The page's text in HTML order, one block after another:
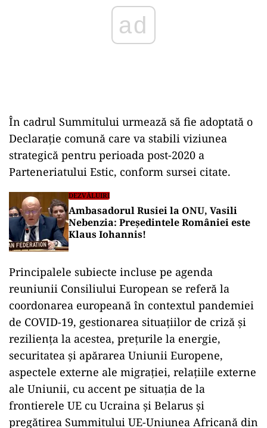
În cadrul Summitului urmează să fie adoptată o
Declarație comună care va stabili viziunea
strategică pentru perioada post-2020 a
Parteneriatului Estic, conform sursei citate.
DEZVĂLUIRI
Ambasadorul Rusiei la ONU, Vasili
Nebenzia: Președintele României este
Klaus Iohannis!
Principalele subiecte incluse pe agenda
reuniunii Consiliului European se referă la
coordonarea europeană în contextul pandemiei
de COVID-19, gestionarea situațiilor de criză și
reziliența la acestea, prețurile la energie,
securitatea și apărarea Uniunii Europene,
aspectele externe ale migrației, relațiile externe
ale Uniunii, cu accent pe situația de la
frontierele UE cu Ucraina și Belarus şi
pregătirea Summitului UE-Uniunea Africană din